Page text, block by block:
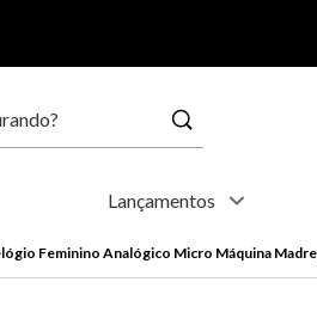
Lançamentos
Feminino Analógico Micro Máquina